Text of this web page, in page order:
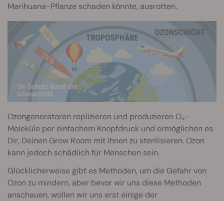
Marihuana-Pflanze schaden könnte, ausrotten.
Ozongeneratoren replizieren und produzieren O₃-
Moleküle per einfachem Knopfdruck und ermöglichen es
Dir, Deinen Grow Room mit ihnen zu sterilisieren. Ozon
kann jedoch schädlich für Menschen sein.
Glücklicherweise gibt es Methoden, um die Gefahr von
Ozon zu mindern, aber bevor wir uns diese Methoden
anschauen, wollen wir uns erst einige der